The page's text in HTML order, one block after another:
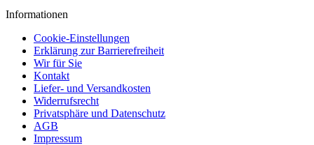
Informationen
Cookie-Einstellungen
Erklärung zur Barrierefreiheit
Wir für Sie
Kontakt
Liefer- und Versandkosten
Widerrufsrecht
Privatsphäre und Datenschutz
AGB
Impressum